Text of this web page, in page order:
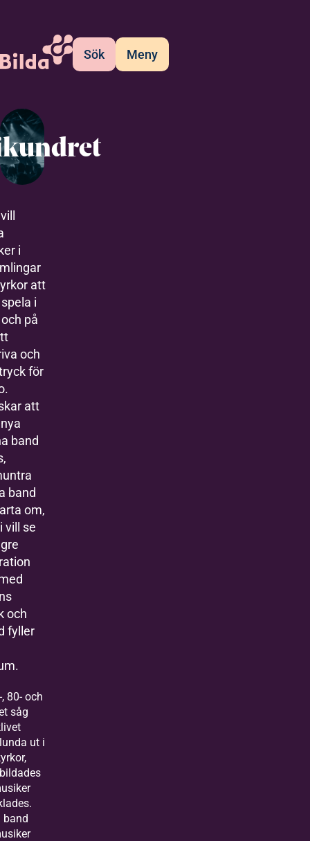
Sök Meny
i
att
i
på
och
för
att
band
band
om,
vill se
och
fyller
80- och
såg
ut i
band